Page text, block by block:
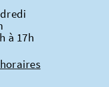
à 17h